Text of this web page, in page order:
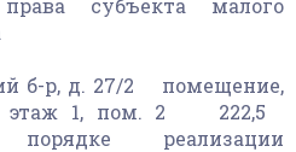
субъекта малого
б-р, д. 27/2 помещение,
этаж 1, пом. 2 222,5
реализации